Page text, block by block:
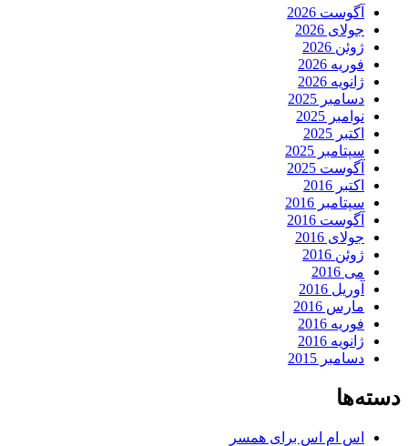
آگوست 2026
جولای 2026
ژوئن 2026
فوریه 2026
ژانویه 2026
دسامبر 2025
نوامبر 2025
اکتبر 2025
سپتامبر 2025
آگوست 2025
اکتبر 2016
سپتامبر 2016
آگوست 2016
جولای 2016
ژوئن 2016
می 2016
آوریل 2016
مارس 2016
فوریه 2016
ژانویه 2016
دسامبر 2015
دسته‌ها
اس ام اس برای همسر